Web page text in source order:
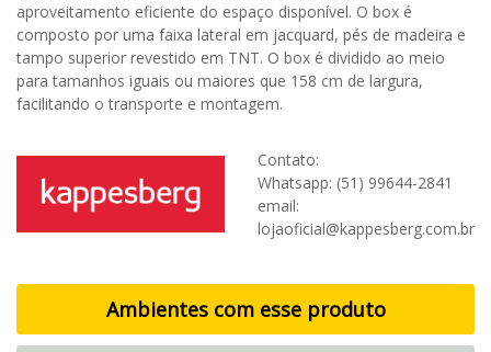
aproveitamento eficiente do espaço disponível. O box é
composto por uma faixa lateral em jacquard, pés de madeira e
tampo superior revestido em TNT. O box é dividido ao meio
para tamanhos iguais ou maiores que 158 cm de largura,
facilitando o transporte e montagem.
Contato:
Whatsapp: (51) 99644-2841
email:
lojaoficial@kappesberg.com.br
Ambientes com esse produto